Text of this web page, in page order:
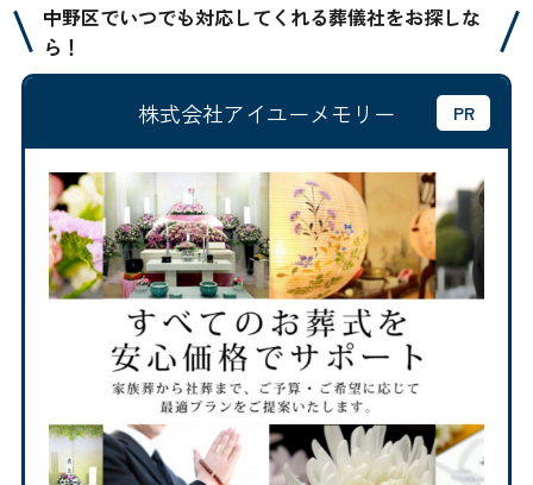
中野区でいつでも対応してくれる葬儀社をお探しな
ら！
株式会社アイユーメモリー